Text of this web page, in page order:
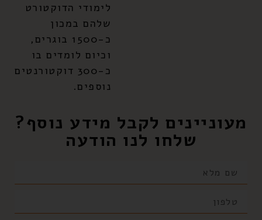
לימודי הדוקטורט
שלהם במכון
כ-1500 בוגרים,
וכיום לומדים בו
כ-300 דוקטורנטים
נוספים.
מעוניינים לקבל מידע נוסף?
שלחו לנו הודעה